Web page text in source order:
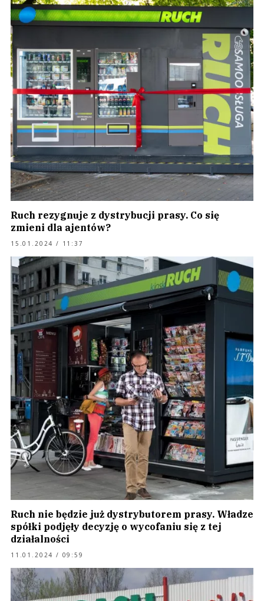
Ruch rezygnuje z dystrybucji prasy. Co się
zmieni dla ajentów?
15.01.2024 / 11:37
Ruch nie będzie już dystrybutorem prasy. Władze
spółki podjęły decyzję o wycofaniu się z tej
działalności
11.01.2024 / 09:59